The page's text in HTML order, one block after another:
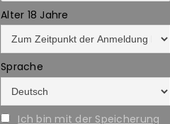
Alter 18 Jahre
Sprache
Ich bin mit der Speicherung